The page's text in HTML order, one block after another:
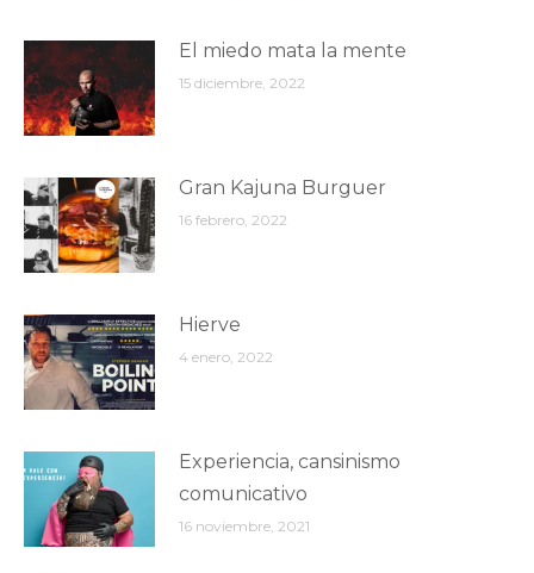
El miedo mata la mente
15 diciembre, 2022
Gran Kajuna Burguer
16 febrero, 2022
Hierve
4 enero, 2022
Experiencia, cansinismo
comunicativo
16 noviembre, 2021